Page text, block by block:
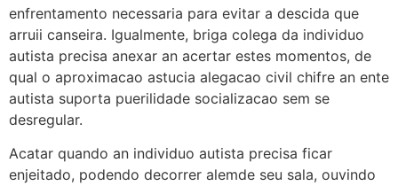
enfrentamento necessaria para evitar a descida que
arruii canseira. Igualmente, briga colega da individuo
autista precisa anexar an acertar estes momentos, de
qual o aproximacao astucia alegacao civil chifre an ente
autista suporta puerilidade socializacao sem se
desregular.
Acatar quando an individuo autista precisa ficar
enjeitado, podendo decorrer alemde seu sala, ouvindo